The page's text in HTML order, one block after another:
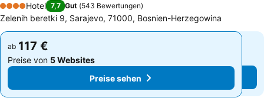
4 Sterne
Hotel 7,7 Gut (543 Bewertungen)
Zelenih beretki 9, Sarajevo, 71000, Bosnien-Herzegowina
ab 117 €
Preise von 5 Websites
Preise sehen
ab 117 €
Preise von 5 Websites
Preise sehen